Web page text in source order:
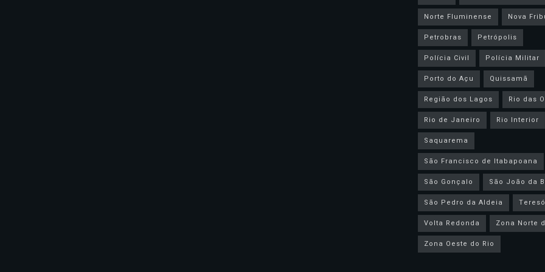
Norte Fluminense
Nova
Petrobras
Petrópolis
Polícia Civil
Polícia Militar
Porto do Açu
Quissamã
Região dos Lagos
Rio das
Rio de Janeiro
Rio Interior
Saquarema
São Francisco de Itabapoana
São Gonçalo
São João da
São Pedro da Aldeia
Volta Redonda
Zona Norte
Zona Oeste do Rio